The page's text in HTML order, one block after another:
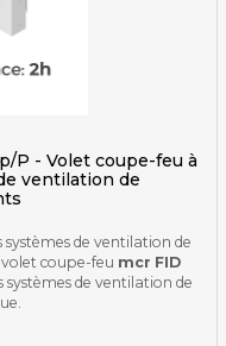
P - Volet coupe-feu à
ventilation de
de ventilation de
coupe-feu mcr FID
systèmes de ventilation de